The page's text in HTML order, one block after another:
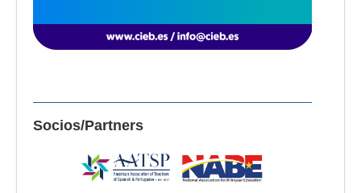
Socios/Partners